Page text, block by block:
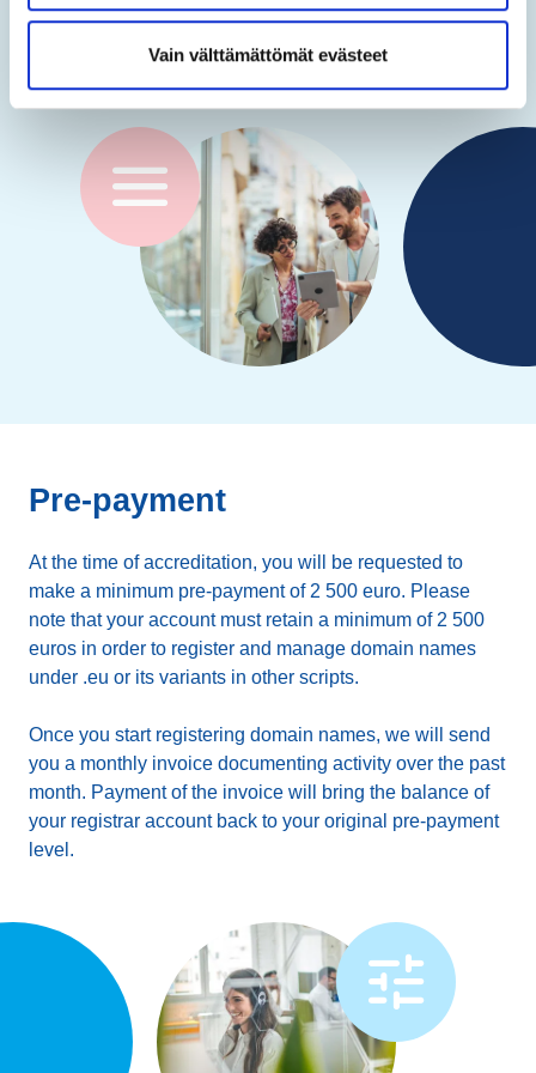
Vain välttämättömät evästeet
For a more detailed description, please readEURid`s
Accredited Registrar Agreement(link doc repository)
Pre-payment
At the time of accreditation, you will be requested to
make a minimum pre-payment of 2 500 euro. Please
note that your account must retain a minimum of 2 500
euros in order to register and manage domain names
under .eu or its variants in other scripts.
Once you start registering domain names, we will send
you a monthly invoice documenting activity over the past
month. Payment of the invoice will bring the balance of
your registrar account back to your original pre-payment
level.